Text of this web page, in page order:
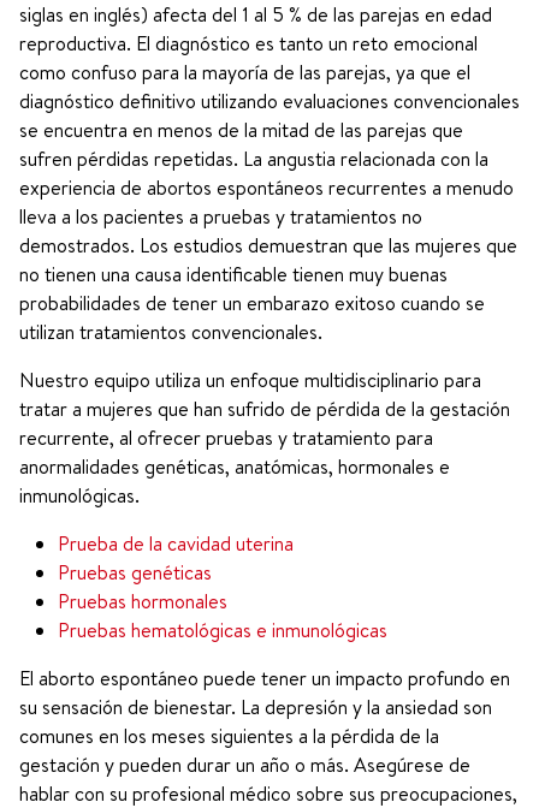
siglas en inglés) afecta del 1 al 5 % de las parejas en edad
reproductiva. El diagnóstico es tanto un reto emocional
como confuso para la mayoría de las parejas, ya que el
diagnóstico definitivo utilizando evaluaciones convencionales
se encuentra en menos de la mitad de las parejas que
sufren pérdidas repetidas. La angustia relacionada con la
experiencia de abortos espontáneos recurrentes a menudo
lleva a los pacientes a pruebas y tratamientos no
demostrados. Los estudios demuestran que las mujeres que
no tienen una causa identificable tienen muy buenas
probabilidades de tener un embarazo exitoso cuando se
utilizan tratamientos convencionales.
Nuestro equipo utiliza un enfoque multidisciplinario para
tratar a mujeres que han sufrido de pérdida de la gestación
recurrente, al ofrecer pruebas y tratamiento para
anormalidades genéticas, anatómicas, hormonales e
inmunológicas.
Prueba de la cavidad uterina
Pruebas genéticas
Pruebas hormonales
Pruebas hematológicas e inmunológicas
El aborto espontáneo puede tener un impacto profundo en
su sensación de bienestar. La depresión y la ansiedad son
comunes en los meses siguientes a la pérdida de la
gestación y pueden durar un año o más. Asegúrese de
hablar con su profesional médico sobre sus preocupaciones,